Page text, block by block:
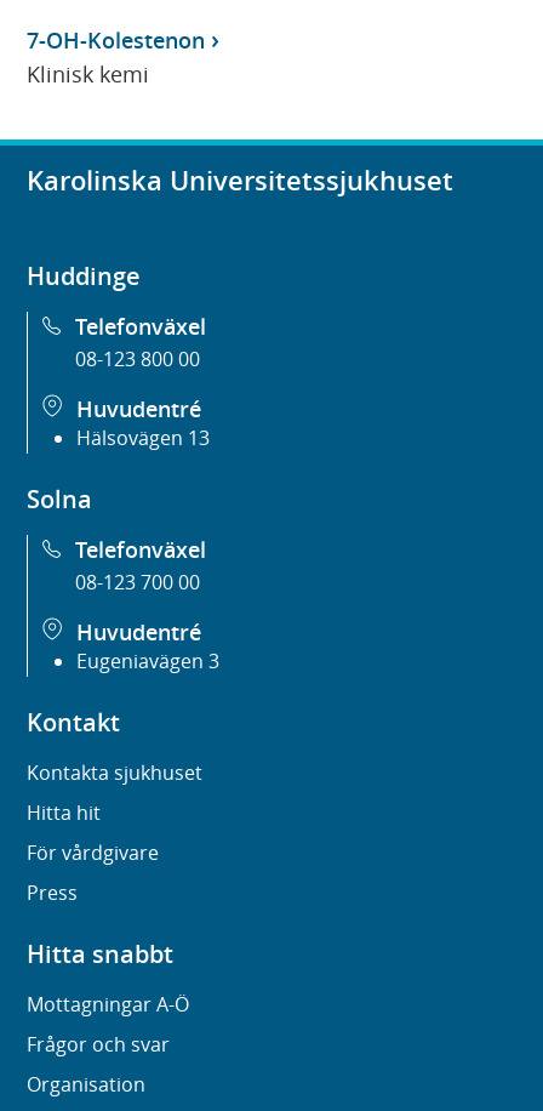
7-OH-Kolestenon
Klinisk kemi
Karolinska Universitetssjukhuset
Huddinge
Telefonväxel
08-123 800 00
Huvudentré
Hälsovägen 13
Solna
Telefonväxel
08-123 700 00
Huvudentré
Eugeniavägen 3
Kontakt
Kontakta sjukhuset
Hitta hit
För vårdgivare
Press
Hitta snabbt
Mottagningar A-Ö
Frågor och svar
Organisation